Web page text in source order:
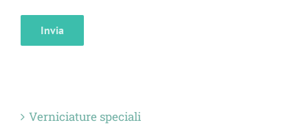
Verniciature speciali